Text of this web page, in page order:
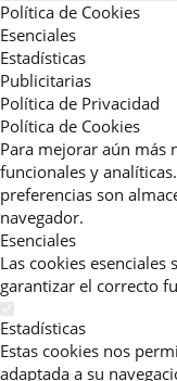
Política de Cookies
Esenciales
Estadísticas
Publicitarias
Política de Privacidad
Política de Cookies
Para mejorar aún más
funcionales y
preferencias son
navegador.
Esenciales
Las cookies esenciales
garantizar el correcto
Estadísticas
Estas cookies nos
adaptada a su